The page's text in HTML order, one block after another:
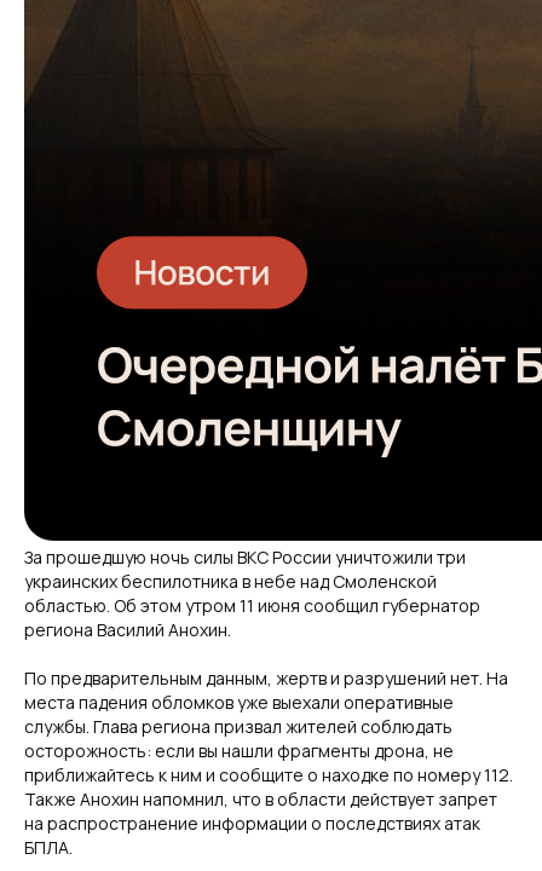
За прошедшую ночь силы ВКС России уничтожили три
украинских беспилотника в небе над Смоленской
областью. Об этом утром 11 июня сообщил губернатор
региона Василий Анохин.
По предварительным данным, жертв и разрушений нет. На
места падения обломков уже выехали оперативные
службы. Глава региона призвал жителей соблюдать
осторожность: если вы нашли фрагменты дрона, не
приближайтесь к ним и сообщите о находке по номеру 112.
Также Анохин напомнил, что в области действует запрет
на распространение информации о последствиях атак
БПЛА.
Свежие новости с жару — честно и по делу!
Добро пожаловать на кухню актуальных новостей!
Новости
Происшествия
Подборки